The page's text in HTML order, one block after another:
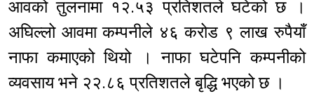
आवको तुलनामा १२.५३ प्रतिशतले घटेको छ ।
अघिल्लो आवमा कम्पनीले ४६ करोड ९ लाख रुपैयाँ
नाफा कमाएको थियो । नाफा घटेपनि कम्पनीको
व्यवसाय भने २२.८६ प्रतिशतले बृद्धि भएको छ ।